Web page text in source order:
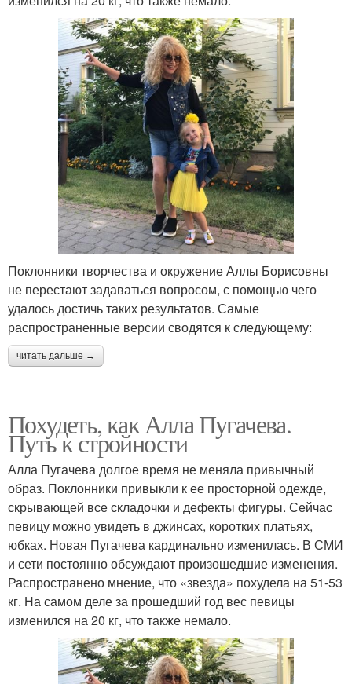
Поклонники творчества и окружение Аллы Борисовны
не перестают задаваться вопросом, с помощью чего
удалось достичь таких результатов. Самые
распространенные версии сводятся к следующему:
читать дальше →
Похудеть, как Алла Пугачева.
Путь к стройности
Алла Пугачева долгое время не меняла привычный
образ. Поклонники привыкли к ее просторной одежде,
скрывающей все складочки и дефекты фигуры. Сейчас
певицу можно увидеть в джинсах, коротких платьях,
юбках. Новая Пугачева кардинально изменилась. В СМИ
и сети постоянно обсуждают произошедшие изменения.
Распространено мнение, что «звезда» похудела на 51-53
кг. На самом деле за прошедший год вес певицы
изменился на 20 кг, что также немало.